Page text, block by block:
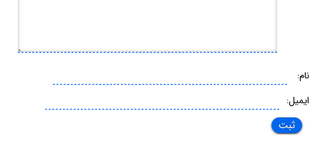
نام:
ایمیل: